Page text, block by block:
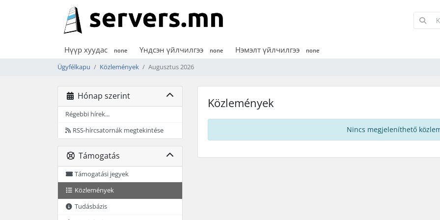
Нүүр хуудас none Үндсэн үйлчилгээ none Нэмэлт үйлчилгээ none
Ügyfélkapu Közlemények Augusztus 2026
Hónap szerint
Régebbi hírek...
RSS-hírcsatornák megtekintése
Támogatás
Támogatási jegyek
Közlemények
Tudásbázis
Közlemények
Nincs megjeleníthető